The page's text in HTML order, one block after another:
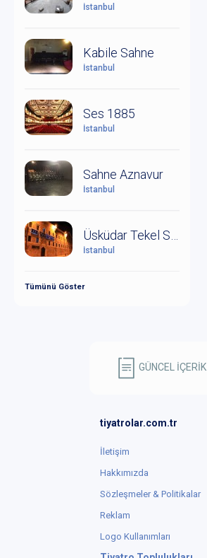
İstanbul
Kabile Sahne
İstanbul
Ses 1885
İstanbul
Sahne Aznavur
İstanbul
İstanbul
Tümünü Göster
GÜNCEL İÇERİK
tiyatrolar.com.tr
İletişim
Hakkımızda
Sözleşmeler & Politikalar
Reklam
Logo Kullanımları